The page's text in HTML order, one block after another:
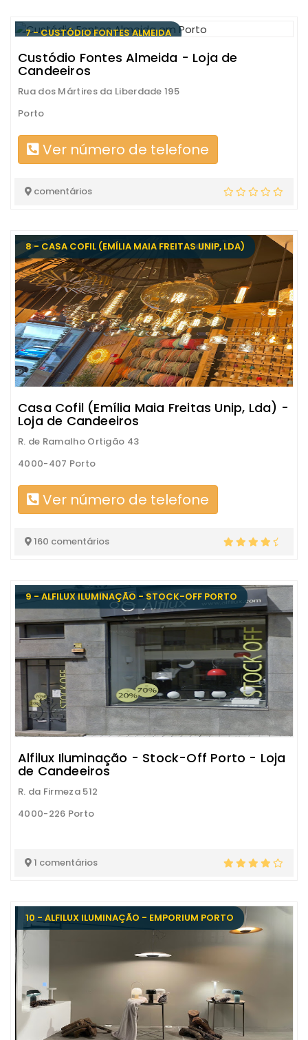
7 - CUSTÓDIO FONTES ALMEIDA
Custódio Fontes Almeida - Loja de
Candeeiros
Rua dos Mártires da Liberdade 195
Porto
Ver número de telefone
comentários
8 - CASA COFIL (EMÍLIA MAIA FREITAS UNIP, LDA)
Casa Cofil (Emília Maia Freitas Unip, Lda) -
Loja de Candeeiros
R. de Ramalho Ortigão 43
4000-407 Porto
Ver número de telefone
160 comentários
9 - ALFILUX ILUMINAÇÃO - STOCK-OFF PORTO
Alfilux Iluminação - Stock-Off Porto - Loja
de Candeeiros
R. da Firmeza 512
4000-226 Porto
1 comentários
10 - ALFILUX ILUMINAÇÃO - EMPORIUM PORTO